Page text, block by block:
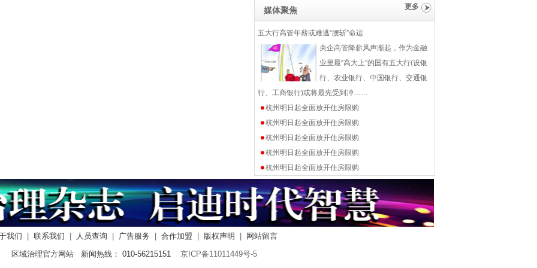
媒体聚焦 更多
五大行高管年薪或难逃“腰斩”命运
央企高管降薪风声渐起，作为金融
业里最“高大上”的国有五大行(设银
行、农业银行、中国银行、交通银
行、工商银行)或将最先受到冲……
杭州明日起全面放开住房限购
杭州明日起全面放开住房限购
杭州明日起全面放开住房限购
杭州明日起全面放开住房限购
杭州明日起全面放开住房限购
我们 联系我们 人员查询 广告服务 合作加盟 版权声明
网站留言
区域治理官方网站 新闻热线： 010-56215151 京ICP备11011449号-5